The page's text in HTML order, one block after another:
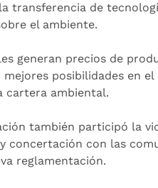
transferencia de
el ambiente.
generan precios de
posibilidades en
cartera ambiental.
también participó la
concertación con las
reglamentación.